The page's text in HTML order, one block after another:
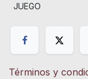
JUEGO
Términos y